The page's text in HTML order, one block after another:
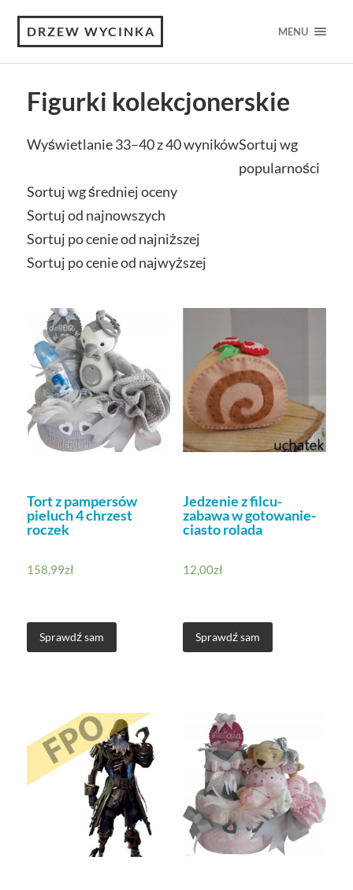
DRZEW WYCINKA MENU
Figurki kolekcjonerskie
Wyświetlanie 33–40 z 40 wynikówSortuj wg
popularności
Sortuj wg średniej oceny
Sortuj od najnowszych
Sortuj po cenie od najniższej
Sortuj po cenie od najwyższej
Tort z pampersów
pieluch 4 chrzest
roczek
158,99zł
Sprawdź sam
Jedzenie z filcu-
zabawa w gotowanie-
ciasto rolada
12,00zł
Sprawdź sam